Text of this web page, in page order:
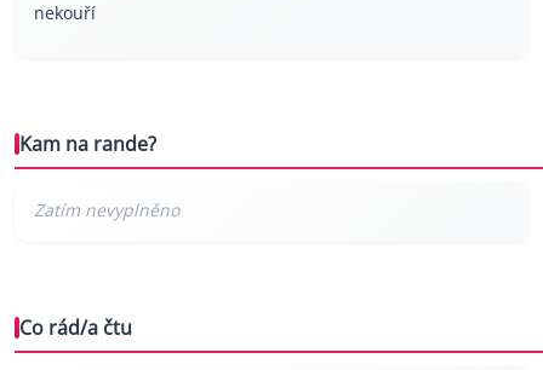
nekouří
Kam na rande?
Co rád/a čtu